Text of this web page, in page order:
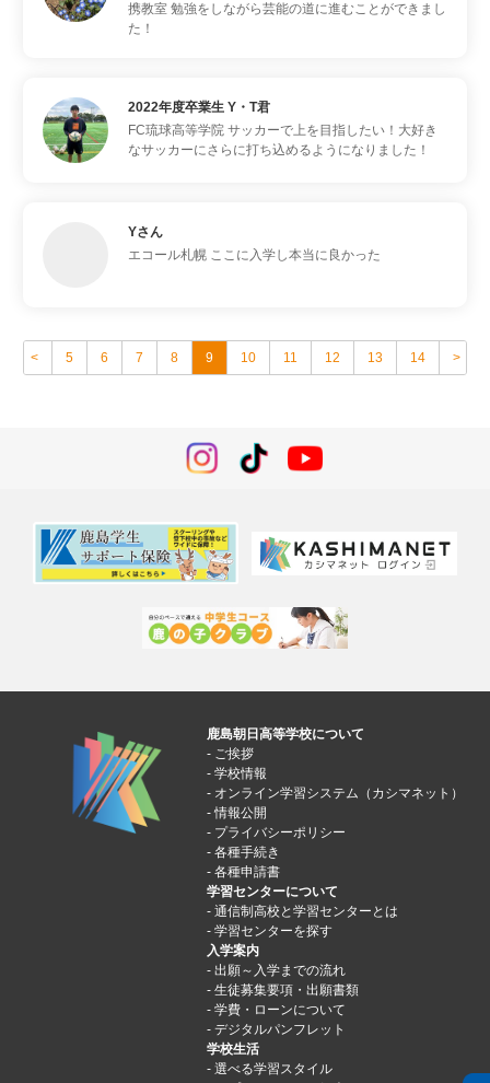
携教室 勉強をしながら芸能の道に進むことができまし
た！
2022年度卒業生 Y・T君
FC琉球高等学院 サッカーで上を目指したい！大好き
なサッカーにさらに打ち込めるようになりました！
Yさん
エコール札幌 ここに入学し本当に良かった
< 5 6 7 8 9 10 11 12 13 14 >
鹿島朝日高等学校について
ご挨拶
学校情報
オンライン学習システム（カシマネット）
情報公開
プライバシーポリシー
各種手続き
各種申請書
学習センターについて
通信制高校と学習センターとは
学習センターを探す
入学案内
出願～入学までの流れ
生徒募集要項・出願書類
学費・ローンについて
デジタルパンフレット
学校生活
選べる学習スタイル